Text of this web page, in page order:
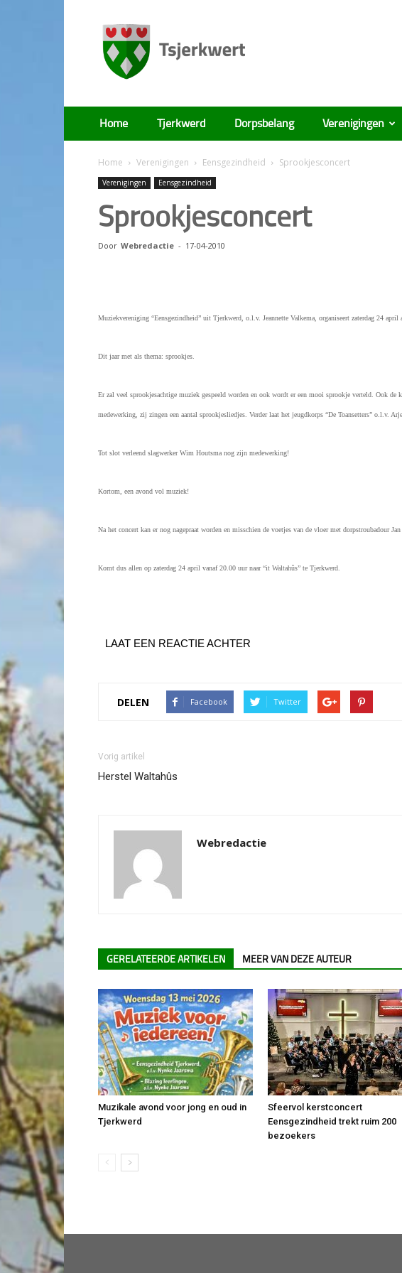
Tsjerkwert
Home Tjerkwerd Dorpsbelang Verenigingen
Home Verenigingen Eensgezindheid Sprookjesconcert
Verenigingen Eensgezindheid
Sprookjesconcert
Door Webredactie - 17-04-2010
Muziekvereniging “Eensgezindheid” uit Tjerkwerd, o.l.v. Jeannette Valkema, organiseert zaterdag 24 april
Dit jaar met als thema: sprookjes.
Er zal veel sprookjesachtige muziek gespeeld worden en ook wordt er een mooi sprookje verteld. Ook de
medewerking, zij zingen een aantal sprookjesliedjes. Verder laat het jeugdkorps “De Toansetters” o.l.v.
Tot slot verleend slagwerker Wim Houtsma nog zijn medewerking!
Kortom, een avond vol muziek!
Na het concert kan er nog nagepraat worden en misschien de voetjes van de vloer met dorpstroubadour Jan
Komt dus allen op zaterdag 24 april vanaf 20.00 uur naar “it Waltahûs” te Tjerkwerd.
LAAT EEN REACTIE ACHTER
DELEN Facebook Twitter
Vorig artikel
Herstel Waltahûs
Webredactie
GERELATEERDE ARTIKELEN MEER VAN DEZE AUTEUR
Muzikale avond voor jong en oud in
Tjerkwerd
Sfeervol kerstconcert
Eensgezindheid trekt ruim 200
bezoekers